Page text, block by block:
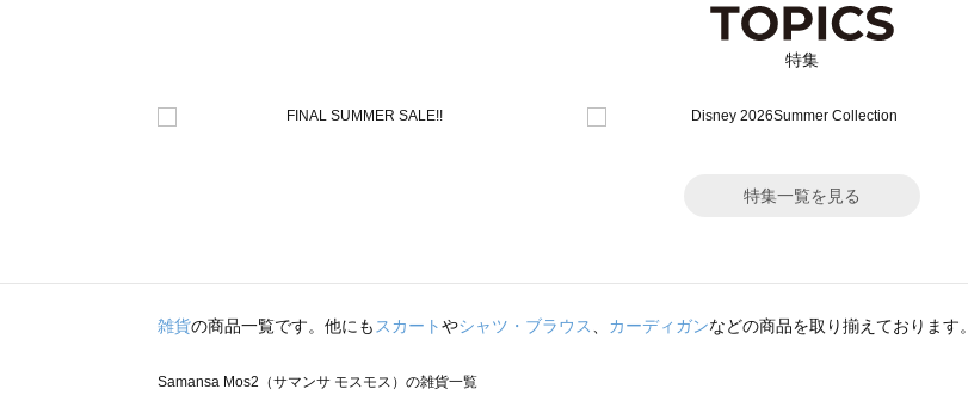
特集
特集一覧を見る
雑貨の商品一覧です。他にもスカートやシャツ・ブラウス、 カーディガンなどの商品を取り揃えております。
Samansa Mos2（サマンサ モスモス）の雑貨一覧